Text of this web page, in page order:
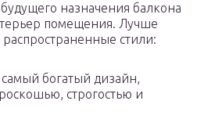
назначения балкона
помещения. Лучше
стили:
самый богатый дизайн,
строгостью и